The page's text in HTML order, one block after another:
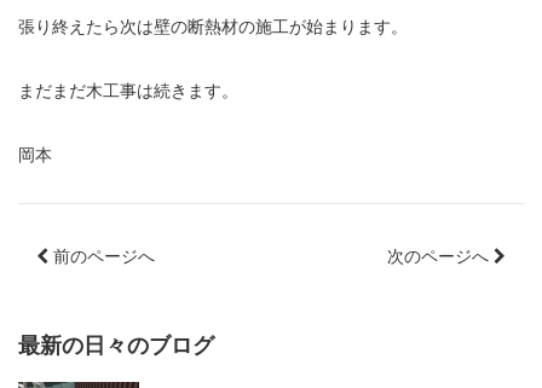
張り終えたら次は壁の断熱材の施工が始まります。
まだまだ木工事は続きます。
岡本
前のページへ 次のページへ
最新の日々のブログ